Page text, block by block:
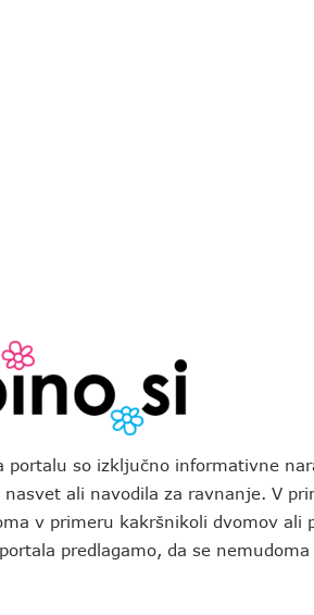
portalu so izključno informativne
ali navodila za ravnanje. V
v primeru kakršnikoli dvomov ali
predlagamo, da se